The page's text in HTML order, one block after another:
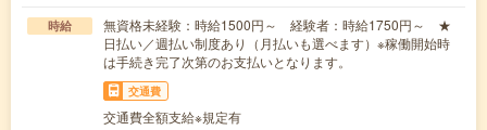
時給
無資格未経験：時給1500円～ 経験者：時給1750円～ ★
日払い／週払い制度あり（月払いも選べます）※稼働開始時
は手続き完了次第のお支払いとなります。
交通費
交通費全額支給※規定有